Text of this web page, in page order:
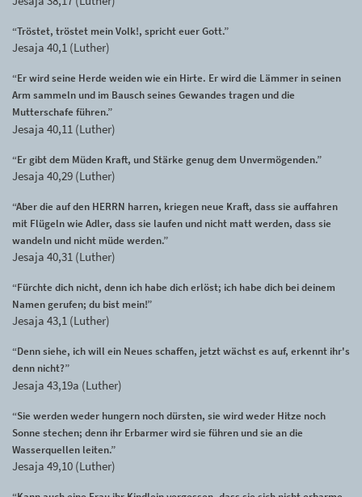
“Tröstet, tröstet mein Volk!, spricht euer Gott.”
Jesaja 40,1 (Luther)
“Er wird seine Herde weiden wie ein Hirte. Er wird die Lämmer in seinen
Arm sammeln und im Bausch seines Gewandes tragen und die
Mutterschafe führen.”
Jesaja 40,11 (Luther)
“Er gibt dem Müden Kraft, und Stärke genug dem Unvermögenden.”
Jesaja 40,29 (Luther)
“Aber die auf den HERRN harren, kriegen neue Kraft, dass sie auffahren
mit Flügeln wie Adler, dass sie laufen und nicht matt werden, dass sie
wandeln und nicht müde werden.”
Jesaja 40,31 (Luther)
“Fürchte dich nicht, denn ich habe dich erlöst; ich habe dich bei deinem
Namen gerufen; du bist mein!”
Jesaja 43,1 (Luther)
“Denn siehe, ich will ein Neues schaffen, jetzt wächst es auf, erkennt ihr's
denn nicht?”
Jesaja 43,19a (Luther)
“Sie werden weder hungern noch dürsten, sie wird weder Hitze noch
Sonne stechen; denn ihr Erbarmer wird sie führen und sie an die
Wasserquellen leiten.”
Jesaja 49,10 (Luther)